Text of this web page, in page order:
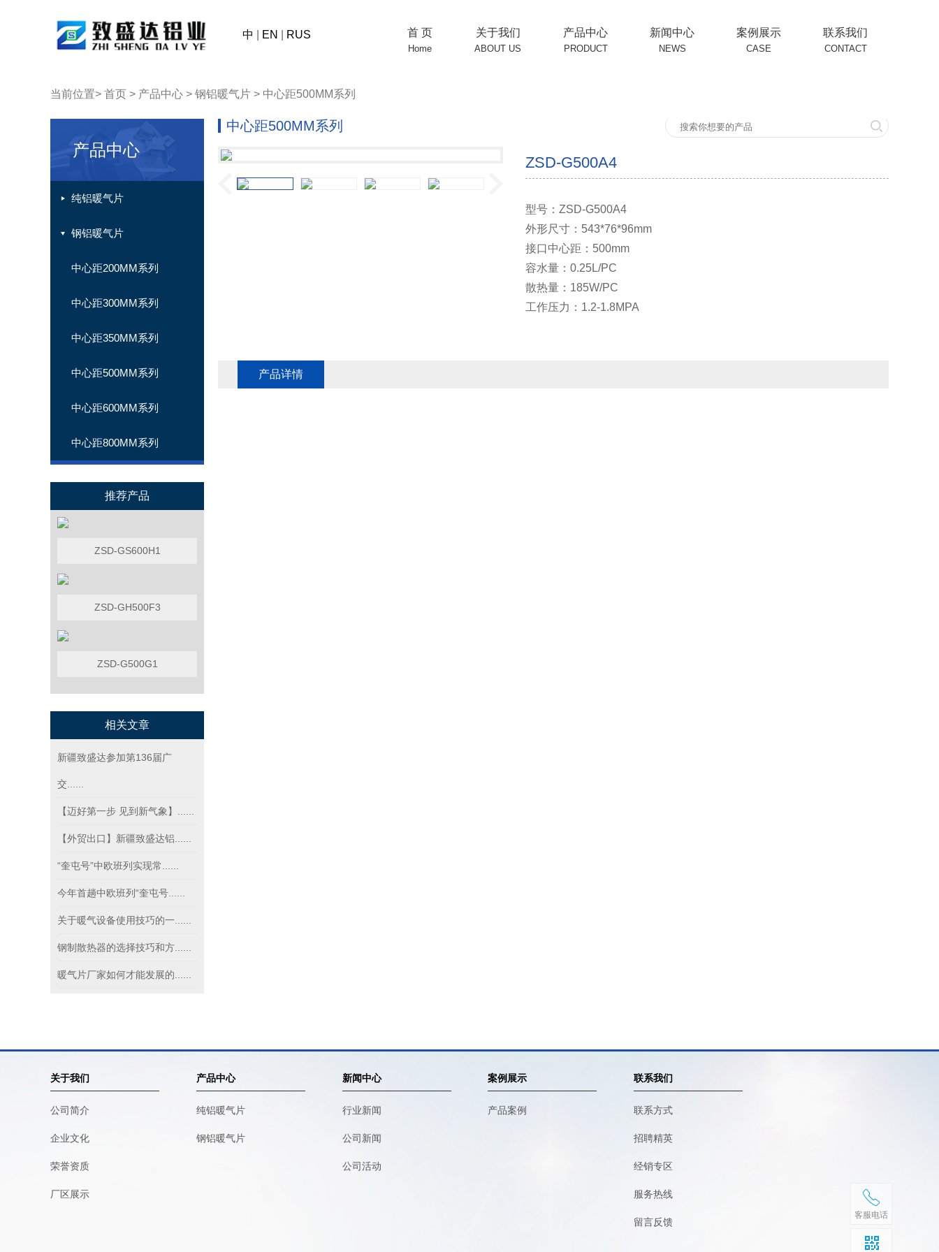
中 EN RUS 首 页
Home
关于我们
ABOUT US
产品中心
PRODUCT
新闻中心
NEWS
案例展示
CASE
联系我们
CONTACT
当前位置> 首页 > 产品中心 > 钢铝暖气片 > 中心距500MM系列
中心距500MM系列
ZSD-G500A4
型号：ZSD-G500A4
外形尺寸：543*76*96mm
接口中心距：500mm
容水量：0.25L/PC
散热量：185W/PC
工作压力：1.2-1.8MPA
产品详情
产品中心
纯铝暖气片
钢铝暖气片
中心距200MM系列
中心距300MM系列
中心距350MM系列
中心距500MM系列
中心距600MM系列
中心距800MM系列
推荐产品
ZSD-GS600H1
ZSD-GH500F3
ZSD-G500G1
相关文章
新疆致盛达参加第136届广
交......
【迈好第一步 见到新气象】......
【外贸出口】新疆致盛达铝......
“奎屯号”中欧班列实现常......
今年首趟中欧班列“奎屯号......
关于暖气设备使用技巧的一......
钢制散热器的选择技巧和方......
暖气片厂家如何才能发展的......
关于我们
公司简介
企业文化
荣誉资质
厂区展示
产品中心
纯铝暖气片
钢铝暖气片
新闻中心
行业新闻
公司新闻
公司活动
案例展示
产品案例
联系我们
联系方式
招聘精英
经销专区
服务热线
留言反馈
客服电话